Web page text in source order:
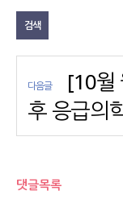
검색
다음글
[10월
후 응급의
댓글목록